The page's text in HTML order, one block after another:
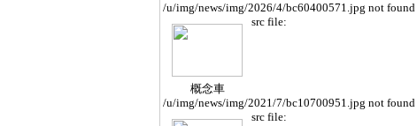
/u/img/news/img/2026/4/bc60400571.jpg not found
概念車
src file:
/u/img/news/img/2021/7/bc10700951.jpg not found
src file: